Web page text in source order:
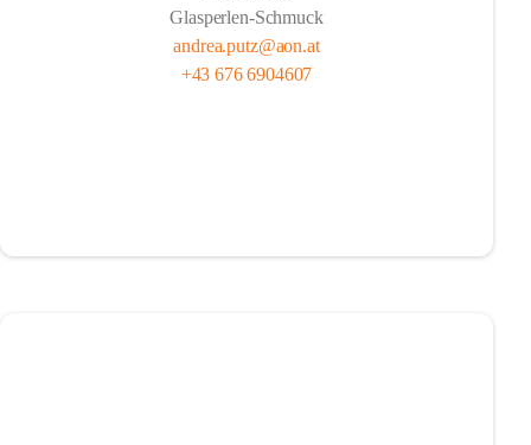
Glasperlen-Schmuck
andrea.putz@aon.at
+43 676 6904607